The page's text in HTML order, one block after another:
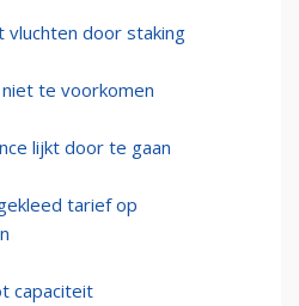
vluchten door staking
te voorkomen
lijkt door te gaan
tarief op
capaciteit